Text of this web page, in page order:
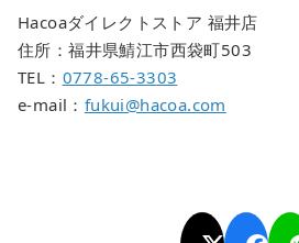
Hacoaダイレクトストア 福井店
住所：福井県鯖江市西袋町503
TEL： 0778-65-3303
e-mail： fukui@hacoa.com